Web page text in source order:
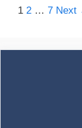
Post
1 2 … 7 Next